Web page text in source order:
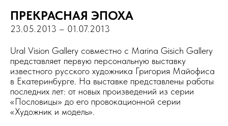
ПРЕКРАСНАЯ ЭПОХА
23.05.2013 – 01.07.2013
Ural Vision Gallery совместно с Marina Gisich Gallery
представляет первую персональную выставку
известного русского художника Григория Майофиса
в Екатеринбурге. На выставке представлены работы
последних лет: от новых произведений из серии
«Пословицы» до его провокационной серии
«Художник и модель».